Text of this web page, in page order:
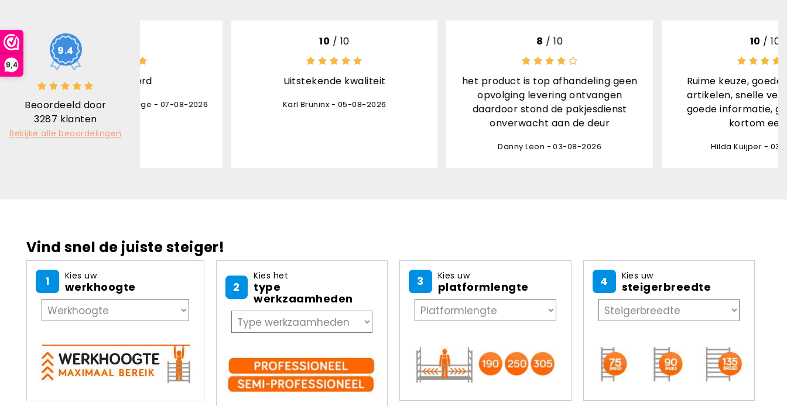
9,4
9.4
Beoordeeld door
3287 klanten
Bekijke alle beoordelingen
/ 10
Snel geleverd
Brand Horninge - 07-08-2026
Uitstekende kwaliteit
Karl Bruninx - 05-08-2026
het product is top afhandeling geen
opvolging levering ontvangen
daardoor stond de pakjesdienst
onverwacht aan de deur
Danny Leon - 03-08-2026
Ruime keuze, goede beschrijving
artikelen, snelle verzending met
goede informatie, goed verpakt,
Hilda Kuijper - 03-08-2026
Vind snel de juiste steiger!
1 Kies uw
werkhoogte 2
Kies het
type
werkzaamheden
3 Kies uw
platformlengte 4 Kies uw
steigerbreedte